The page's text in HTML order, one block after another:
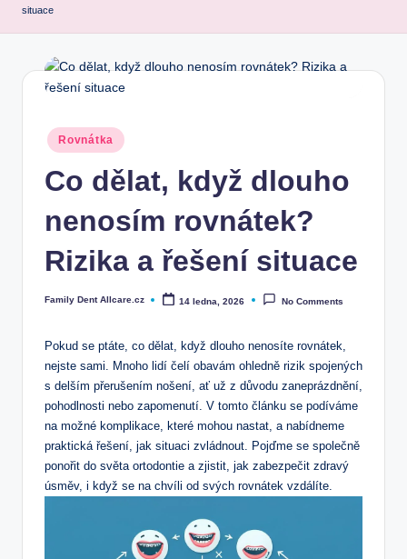
situace
Posted
in
Rovnátka
Co dělat, když dlouho
nenosím rovnátek?
Rizika a řešení situace
Posted
Family Dent Allcare.cz 14 ledna, 2026 No Comments
Pokud se ptáte, co dělat, když dlouho nenosíte rovnátek,
nejste sami. Mnoho lidí čelí obavám ohledně rizik spojených
s delším přerušením nošení, ať už z důvodu zaneprázdnění,
pohodlnosti nebo zapomenutí. V tomto článku se podíváme
na možné komplikace, které mohou nastat, a nabídneme
praktická řešení, jak situaci zvládnout. Pojďme se společně
ponořit do světa ortodontie a zjistit, jak zabezpečit zdravý
úsměv, i když se na chvíli od svých rovnátek vzdálíte.